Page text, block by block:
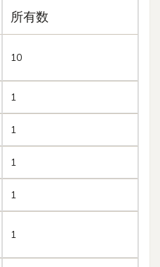
所有数
10
1
1
1
1
1